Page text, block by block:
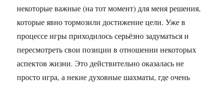
некоторые важные (на тот момент) для меня решения,
которые явно тормозили достижение цели. Уже в
процессе игры приходилось серьёзно задуматься и
пересмотреть свои позиции в отношении некоторых
аспектов жизни. Это действительно оказалась не
просто игра, а некие духовные шахматы, где очень